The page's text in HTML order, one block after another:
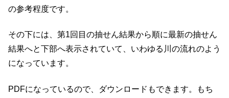
の参考程度です。
その下には、第1回目の抽せん結果から順に最新の抽せん
結果へと下部へ表示されていて、いわゆる川の流れのよう
になっています。
PDFになっているので、ダウンロードもできます。もち